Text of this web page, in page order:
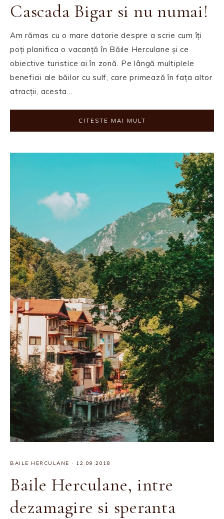
Cascada Bigar si nu numai!
Am rămas cu o mare datorie despre a scrie cum îți
poți planifica o vacanță în Băile Herculane și ce
obiective turistice ai în zonă. Pe lângă multiplele
beneficii ale băilor cu sulf, care primează în fața altor
atracții, acesta…
CITESTE MAI MULT
BAILE HERCULANE · 12.09.2018
Baile Herculane, intre
dezamagire si speranta